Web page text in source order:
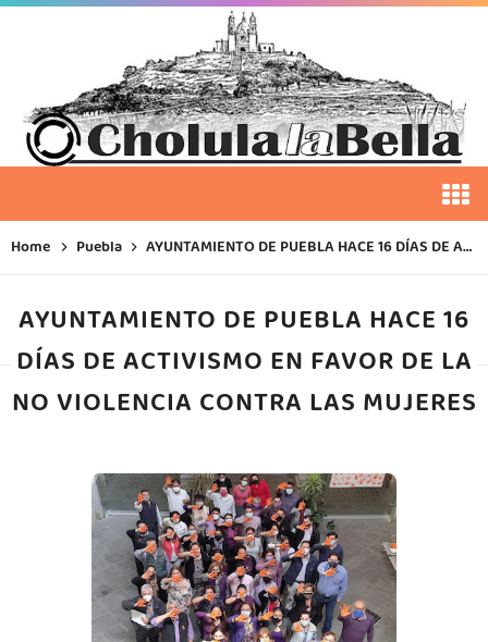
Home Puebla AYUNTAMIENTO DE PUEBLA HACE 16 DÍAS DE ACTIVISMO EN FAVOR DE LA NO VIOLENCIA CONTRA LAS MUJERES
AYUNTAMIENTO DE PUEBLA HACE 16
DÍAS DE ACTIVISMO EN FAVOR DE LA
NO VIOLENCIA CONTRA LAS MUJERES